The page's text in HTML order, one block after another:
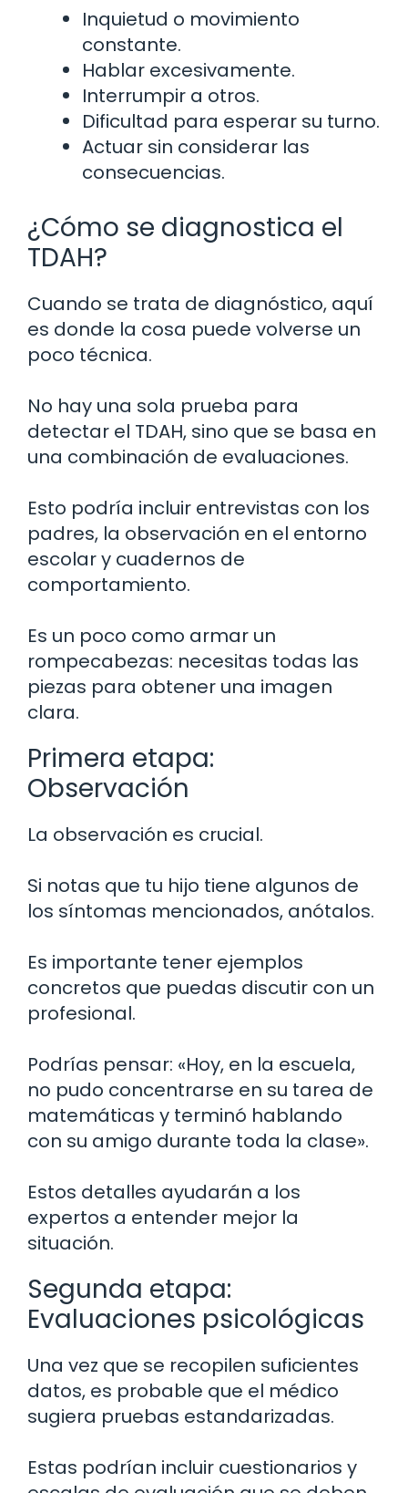
Inquietud o movimiento
constante.
Hablar excesivamente.
Interrumpir a otros.
Dificultad para esperar su turno.
Actuar sin considerar las
consecuencias.
¿Cómo se diagnostica el
TDAH?
Cuando se trata de diagnóstico, aquí
es donde la cosa puede volverse un
poco técnica.
No hay una sola prueba para
detectar el TDAH, sino que se basa en
una combinación de evaluaciones.
Esto podría incluir entrevistas con los
padres, la observación en el entorno
escolar y cuadernos de
comportamiento.
Es un poco como armar un
rompecabezas: necesitas todas las
piezas para obtener una imagen
clara.
Primera etapa:
Observación
La observación es crucial.
Si notas que tu hijo tiene algunos de
los síntomas mencionados, anótalos.
Es importante tener ejemplos
concretos que puedas discutir con un
profesional.
Podrías pensar: «Hoy, en la escuela,
no pudo concentrarse en su tarea de
matemáticas y terminó hablando
con su amigo durante toda la clase».
Estos detalles ayudarán a los
expertos a entender mejor la
situación.
Segunda etapa:
Evaluaciones psicológicas
Una vez que se recopilen suficientes
datos, es probable que el médico
sugiera pruebas estandarizadas.
Estas podrían incluir cuestionarios y